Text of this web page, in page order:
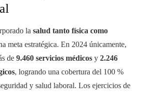
la salud tanto física como
meta estratégica. En 2024 únicamente,
de 9.460 servicios médicos y 2.246
, logrando una cobertura del 100 %
y salud laboral. Los ejercicios de